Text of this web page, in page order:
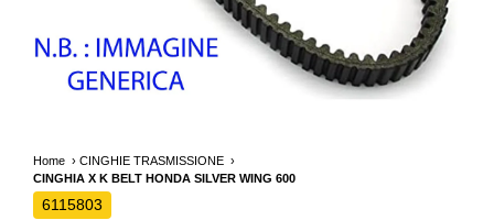
Home
CINGHIE TRASMISSIONE
CINGHIA X K BELT HONDA SILVER WING 600
6115803